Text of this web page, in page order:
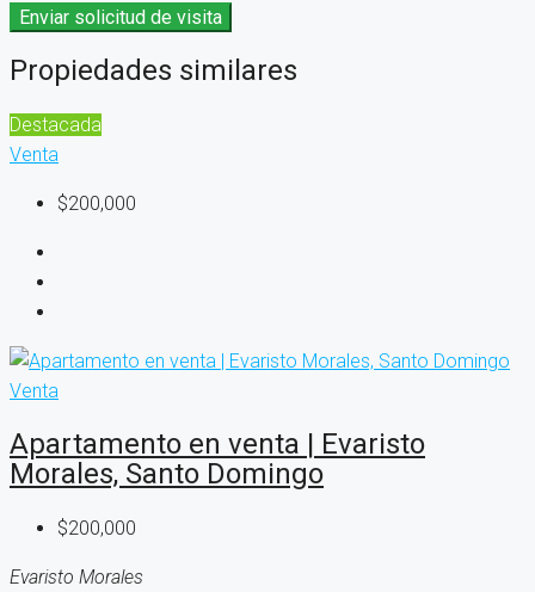
Enviar solicitud de visita
Propiedades similares
Destacada
Venta
$200,000
Venta
Apartamento en venta | Evaristo
Morales, Santo Domingo
$200,000
Evaristo Morales